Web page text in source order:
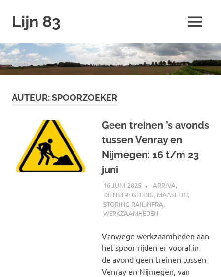
naar
inhoud
Lijn 83 MENU
AUTEUR:SPOORZOEKER
Geen treinen ’s avonds
tussen Venray en
Nijmegen: 16 t/m 23
juni
16 JUNI 2025 SPOORZOEKER
ARRIVA,
DIENSTREGELING, MAASLIJN,
STORING RAILINFRA,
WERKZAAMHEDEN
Vanwege werkzaamheden aan
het spoor rijden er vooral in
de avond geen treinen tussen
Venray en Nijmegen, van